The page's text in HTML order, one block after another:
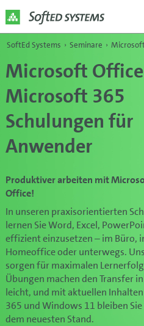
SoftEd Systems › Seminare ›
Microsoft
Microsoft 365
Schulungen für
Anwender
Produktiver arbeiten mit
Office!
In unseren praxisorientierten
lernen Sie Word, Excel,
effizient einzusetzen – im Büro,
Homeoffice oder unterwegs.
sorgen für maximalen
Übungen machen den Transfer
leicht, und mit aktuellen
365 und Windows 11 bleiben
dem neuesten Stand.